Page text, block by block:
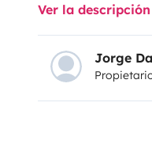
puede optar por
cuenta con una
del deposito
40 litros de
siempre
Ver la descripción
Jorge